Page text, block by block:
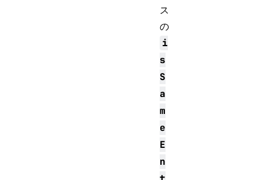
ス
の
i
s
S
a
m
e
E
n